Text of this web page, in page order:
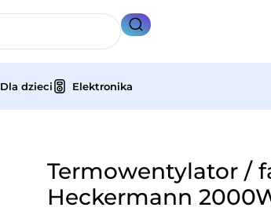
Dla dzieci Elektronika
Termowentylator /
Heckermann